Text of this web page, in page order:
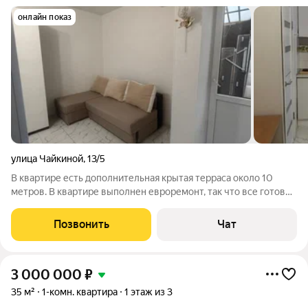
онлайн показ
улица Чайкиной,13/5
В квартире есть дополнительная крытая терраса около 10
метров. В квартире выполнен евроремонт, так что все готово
так, чтобы объединить кухню и жилую зону, что делает студию
удобной и
Позвонить Чат
3 000 000 ₽
35 м² 1-комн. квартира 1 этаж из 3